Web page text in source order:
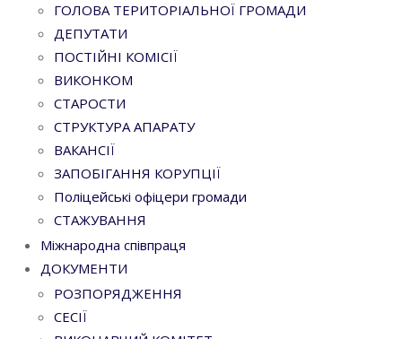
ГОЛОВА ТЕРИТОРІАЛЬНОЇ ГРОМАДИ
ДЕПУТАТИ
ПОСТІЙНІ КОМІСІЇ
ВИКОНКОМ
СТАРОСТИ
СТРУКТУРА АПАРАТУ
ВАКАНСІЇ
ЗАПОБІГАННЯ КОРУПЦІЇ
Поліцейські офіцери громади
СТАЖУВАННЯ
Міжнародна співпраця
ДОКУМЕНТИ
РОЗПОРЯДЖЕННЯ
СЕСІЇ